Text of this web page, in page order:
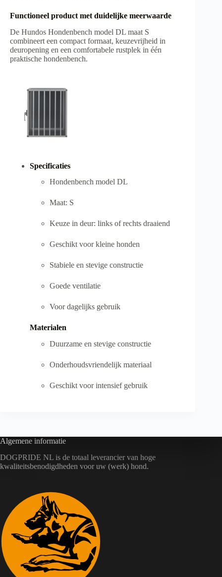
Functioneel product met duidelijke meerwaarde
De Hundos Hondenbench model DL maat S
combineert een compact formaat, keuzevrijheid in
deuropening en een comfortabele rustplek in één
praktische hondenbench.
Specificaties
Hondenbench model DL
Maat: S
Keuze in deur: links of rechts draaiend
Geschikt voor kleine honden
Stabiele en stevige constructie
Goede ventilatie
Voor dagelijks gebruik
Materialen
Duurzame en stevige constructie
Onderhoudsvriendelijk materiaal
Geschikt voor intensief gebruik
Algemene informatie
DOGPRIDE NL is de totaal leverancier van hoge
kwaliteitsbenodigdheden voor uw (werk) hond.